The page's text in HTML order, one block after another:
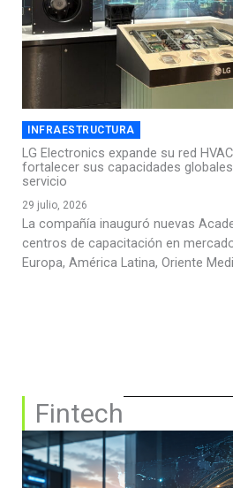
INFRAESTRUCTURA
LG Electronics expande su red
fortalecer sus capacidades
servicio
29 julio, 2026
La compañía inauguró nuevas
centros de capacitación en
Europa, América Latina, Oriente
Fintech